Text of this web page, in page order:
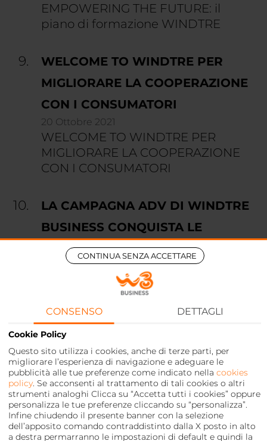
CONTINUA SENZA ACCETTARE
CONSENSO
Cookie Policy
Questo sito utilizza i cookies, anche di terze parti, per
migliorare l’esperienza di navigazione e adeguare le
pubblicità alle tue preferenze come indicato nella cookies
policy . Se acconsenti al trattamento di tali cookies o altri
strumenti analoghi Clicca su “Accetta tutti i cookies” oppure
personalizza le tue preferenze cliccando su “personalizza”.
Infine chiudendo il presente banner con la selezione
dell’apposito comando contraddistinto dalla X posto in alto
a destra permarranno le impostazioni di default e quindi la
DETTAGLI
EMPOWERING THE FUTURE: il
piano di formazione WINDTRE
WELCOME TO WINDTRE PER
MIGLIORARE LA COOPERAZIONE
CON I CONSUMATORI
20 Ottobre 2021
WELCOME TO WINDTRE PER
MIGLIORARE LA COOPERAZIONE
CON I CONSUMATORI
LA CAMPAGNA ADV DI WINDTRE
BUSINESS CONQUISTA LE
IMPRESE
05 Ottobre 2020
WINDTRE BUSINESS in una
campagna ADV per le Piccole e
Medie Imprese.